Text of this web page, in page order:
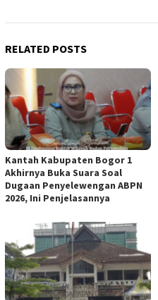
RELATED POSTS
Kantah Kabupaten Bogor 1
Akhirnya Buka Suara Soal
Dugaan Penyelewengan ABPN
2026, Ini Penjelasannya